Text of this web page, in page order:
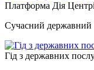
Платформа Дія
Сучасний державний
Гід з державних